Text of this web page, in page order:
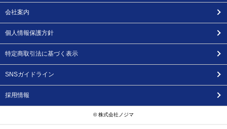
会社案内
個人情報保護方針
特定商取引法に基づく表示
SNSガイドライン
採用情報
© 株式会社ノジマ